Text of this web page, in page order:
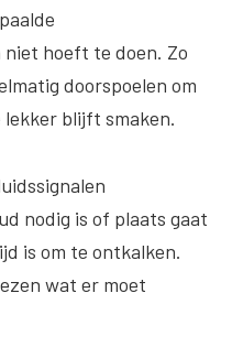
hoeft te doen. Zo
doorspoelen om
blijft smaken.
nodig is of plaats gaat
is om te ontkalken.
wat er moet